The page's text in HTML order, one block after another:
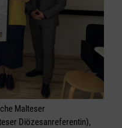
Malteser
Diözesanreferentin),